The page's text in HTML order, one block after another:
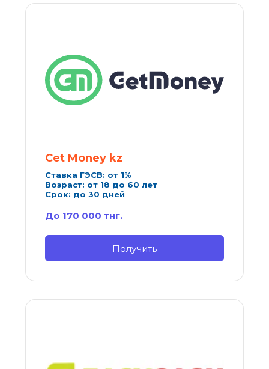
Cet Money kz
Ставка ГЭСВ: от 1%
Возраст: от 18 до 60 лет
Срок: до 30 дней
До 170 000 тнг.
Получить